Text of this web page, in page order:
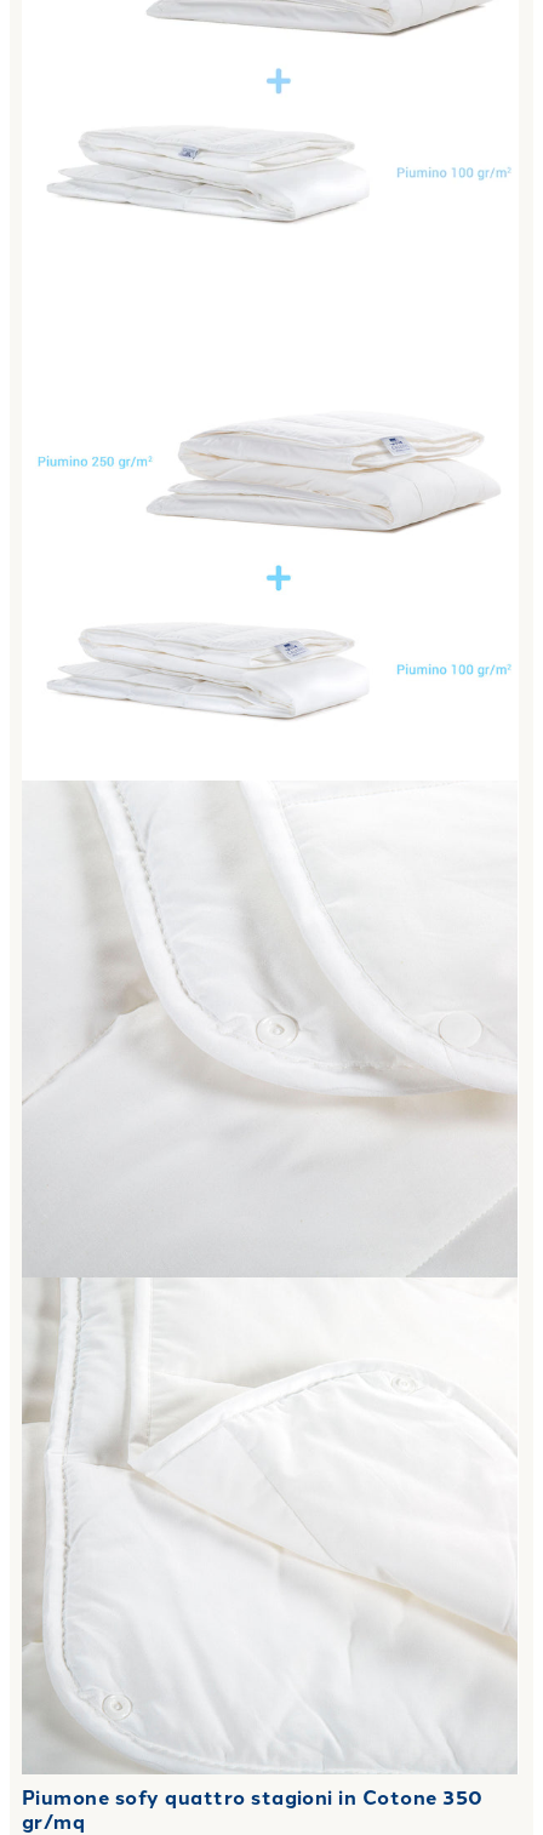
Piumone sofy quattro stagioni in Cotone 350
gr/mq